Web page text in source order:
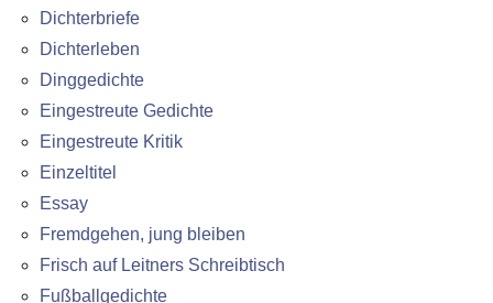
Dichterbriefe
Dichterleben
Dinggedichte
Eingestreute Gedichte
Eingestreute Kritik
Einzeltitel
Essay
Fremdgehen, jung bleiben
Frisch auf Leitners Schreibtisch
Fußballgedichte